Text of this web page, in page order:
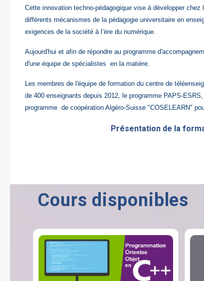
Cette innovation techno-pédagogique vise à développer chez
différents mécanismes de la pédagogie universitaire en
exigences de la société à l’ère du numérique.
Aujourd'hui et afin de répondre au programme
d'une équipe de spécialistes en la matière.
Les membres de l'équipe de formation du centre de
de 400 enseignants depuis 2012, le programme PAPS-ESRS
programme de coopération Algéro-Suisse "COSELEARN"
Présentation de la
Cours disponibles